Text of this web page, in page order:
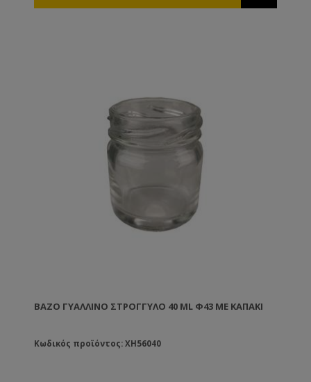
ΒΆΖΟ ΓΥΆΛΛΙΝΟ ΣΤΡΟΓΓΥΛΌ 40 ML Φ43 ΜΕ ΚΑΠΑΚΙ
Κωδικός προϊόντος: XH56040